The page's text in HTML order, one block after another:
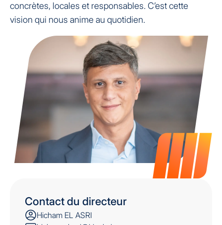
concrètes, locales et responsables. C’est cette
vision qui nous anime au quotidien.
Contact du directeur
Hicham EL ASRI